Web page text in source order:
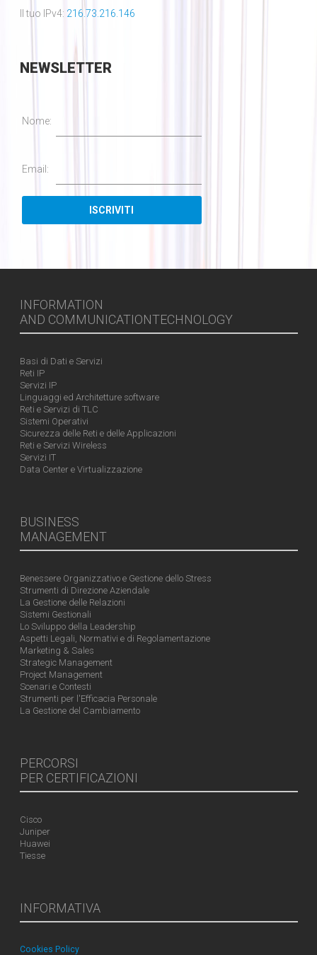
Il tuo IPv4: 216.73.216.146
NEWSLETTER
Nome:
Email:
INFORMATION
AND COMMUNICATIONTECHNOLOGY
Basi di Dati e Servizi
Reti IP
Servizi IP
Linguaggi ed Architetture software
Reti e Servizi di TLC
Sistemi Operativi
Sicurezza delle Reti e delle Applicazioni
Reti e Servizi Wireless
Servizi IT
Data Center e Virtualizzazione
BUSINESS
MANAGEMENT
Benessere Organizzativo e Gestione dello Stress
Strumenti di Direzione Aziendale
La Gestione delle Relazioni
Sistemi Gestionali
Lo Sviluppo della Leadership
Aspetti Legali, Normativi e di Regolamentazione
Marketing & Sales
Strategic Management
Project Management
Scenari e Contesti
Strumenti per l'Efficacia Personale
La Gestione del Cambiamento
PERCORSI
PER CERTIFICAZIONI
Cisco
Juniper
Huawei
Tiesse
INFORMATIVA
Cookies Policy